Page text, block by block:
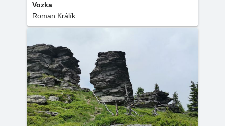
Vozka
Roman Králík